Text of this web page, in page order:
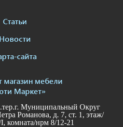
Статьи
Новости
сайта
магазин мебели
Маркет»
Муниципальный Округ
Романова, д. 7, ст. 1, этаж/
комната/нрм 8/12-21